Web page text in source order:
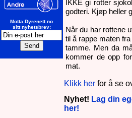
Motta Dyrenett.no
sitt nyhetsbrev:
IKKE gi rotter
godteri. Kjøp heller
Når du har rottene
til å rappe maten
tamme. Men da
kommer de opp
mat.
Klikk her for å se
Nyhet! Lag din
her!